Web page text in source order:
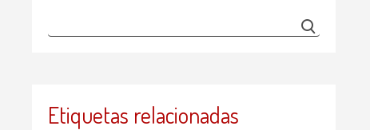
Etiquetas relacionadas